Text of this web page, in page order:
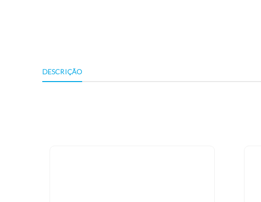
DESCRIÇÃO